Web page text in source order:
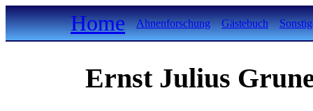
Home Ahnenforschung Gästebuch
Ernst Julius